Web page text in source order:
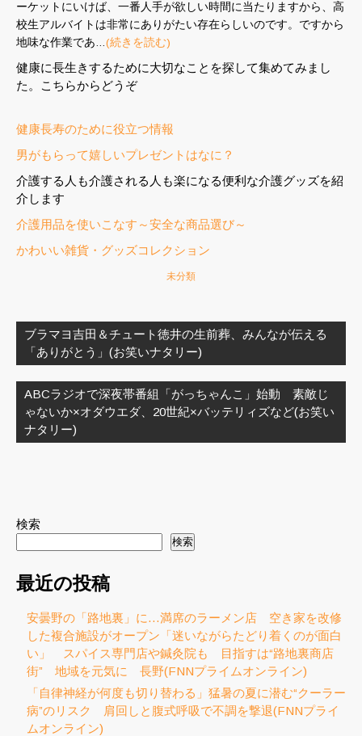
ーケットにいけば、一番人手が欲しい時間に当たりますから、高
校生アルバイトは非常にありがたい存在らしいのです。ですから
地味な作業であ…(続きを読む)
健康に長生きするために大切なことを探して集めてみまし
た。こちらからどうぞ
健康長寿のために役立つ情報
男がもらって嬉しいプレゼントはなに？
介護する人も介護される人も楽になる便利な介護グッズを紹
介します
介護用品を使いこなす～安全な商品選び～
かわいい雑貨・グッズコレクション
未分類
稿
ナ
ビ
ゲ
ー
シ
ョ
ブラマヨ吉田＆チュート徳井の生前葬、みんなが伝える
「ありがとう」(お笑いナタリー)
ABCラジオで深夜帯番組「がっちゃんこ」始動 素敵じ
ゃないか×オダウエダ、20世紀×バッテリィズなど(お笑い
ナタリー)
検索
検索
最近の投稿
安曇野の「路地裏」に…満席のラーメン店 空き家を改修
した複合施設がオープン「迷いながらたどり着くのが面白
い」 スパイス専門店や鍼灸院も 目指すは“路地裏商店
街” 地域を元気に 長野(FNNプライムオンライン)
「自律神経が何度も切り替わる」猛暑の夏に潜む“クーラー
病”のリスク 肩回しと腹式呼吸で不調を撃退(FNNプライ
ムオンライン)